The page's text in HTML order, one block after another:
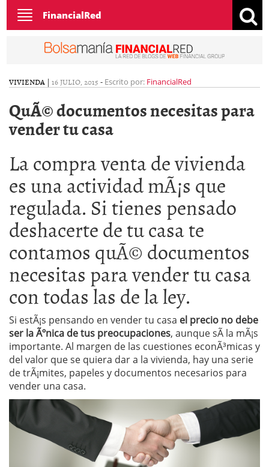
Toggle
navigation
FinancialRed
VIVIENDA | 16 JULIO, 2015 - Escrito por: FinancialRed
QuÃ© documentos necesitas para
vender tu casa
La compra venta de vivienda
es una actividad mÃ¡s que
regulada. Si tienes pensado
deshacerte de tu casa te
contamos quÃ© documentos
necesitas para vender tu casa
con todas las de la ley.
Si estÃ¡s pensando en vender tu casa el precio no debe
ser la Ãºnica de tus preocupaciones, aunque sÃ­ la mÃ¡s
importante. Al margen de las cuestiones econÃ³micas y
del valor que se quiera dar a la vivienda, hay una serie
de trÃ¡mites, papeles y documentos necesarios para
vender una casa.